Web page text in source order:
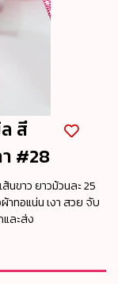
สี
า #28
นขาว ยาวม้วนละ 25
าทอแน่น เงา สวย จับ
ละส่ง